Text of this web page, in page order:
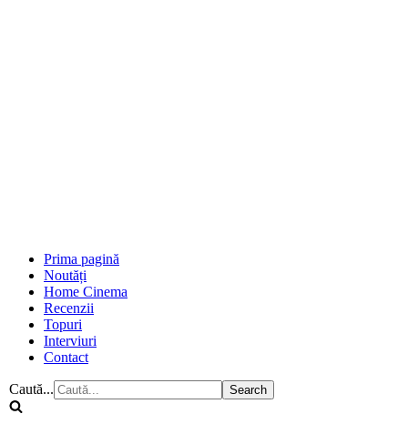
Prima pagină
Noutăți
Home Cinema
Recenzii
Topuri
Interviuri
Contact
Caută...